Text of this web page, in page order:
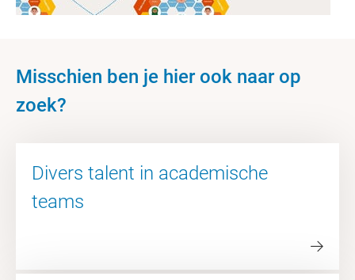
Misschien ben je hier ook naar op
zoek?
Divers talent in academische
teams